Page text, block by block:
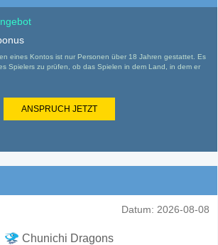
eines Kontos ist nur Personen über 18 Jahren gestattet. Es
Spielers zu prüfen, ob das Spielen in dem Land, in dem er
ANSPRUCH JETZT
Datum: 2026-08-08
Chunichi Dragons